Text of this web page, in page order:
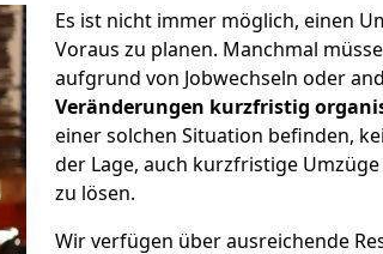
Es ist nicht immer möglich, einen
Voraus zu planen. Manchmal
aufgrund von Jobwechseln oder
Veränderungen kurzfristig
einer solchen Situation befinden,
der Lage, auch kurzfristige
zu lösen.
Wir verfügen über ausreichende